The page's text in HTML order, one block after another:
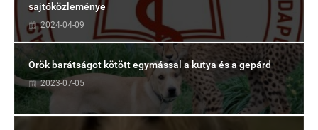
sajtóközleménye
2024-04-09
Örök barátságot kötött egymással a kutya és a gepárd
2023-07-05